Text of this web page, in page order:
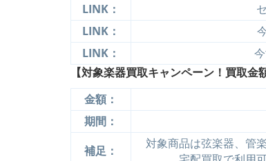
LINK：
LINK：
LINK：
【対象楽器買取キャンペーン！買取金
金額：
期間：
補足：
対象商品は弦楽器、管